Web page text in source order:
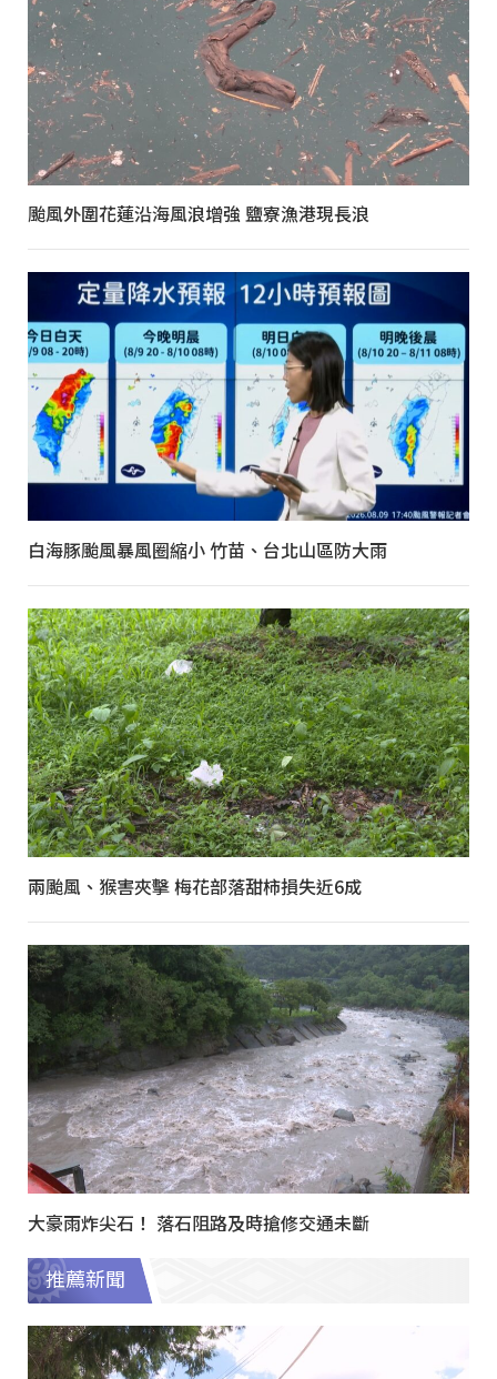
颱風外圍花蓮沿海風浪增強 鹽寮漁港現長浪
白海豚颱風暴風圈縮小 竹苗、台北山區防大雨
兩颱風、猴害夾擊 梅花部落甜柿損失近6成
大豪雨炸尖石！ 落石阻路及時搶修交通未斷
推薦新聞